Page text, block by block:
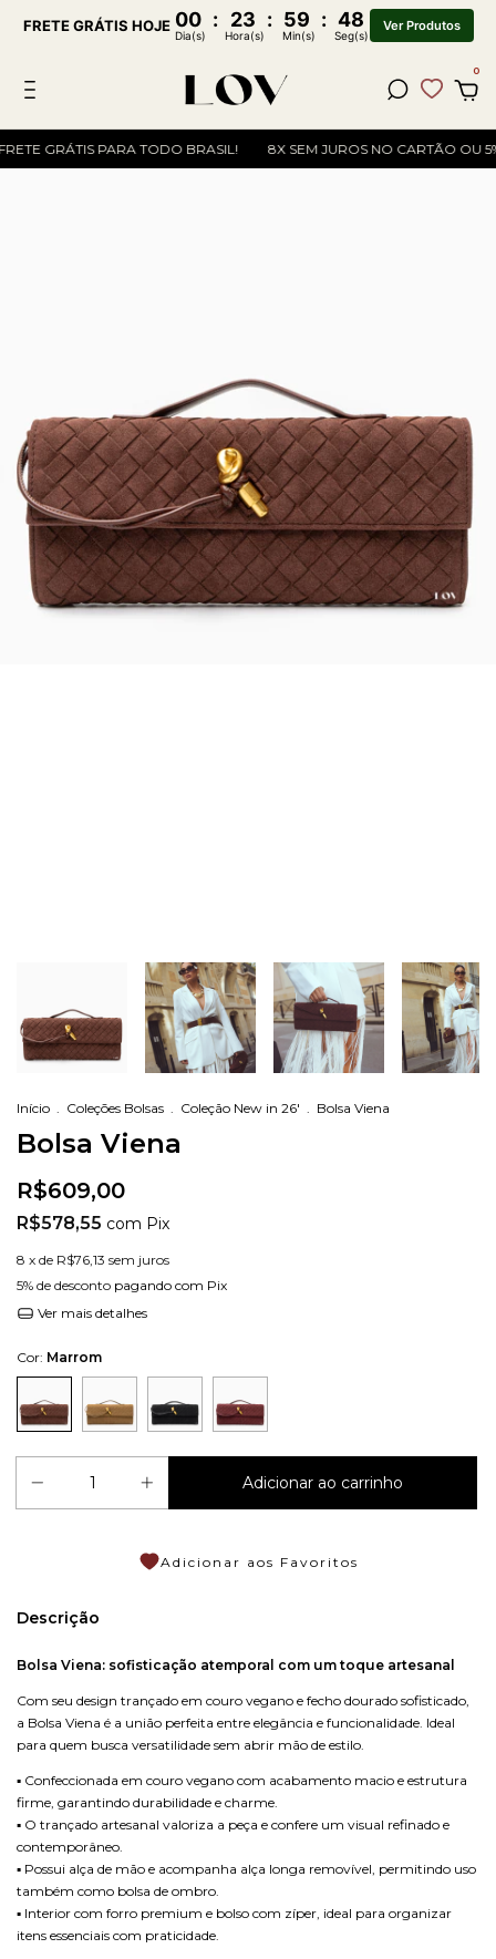
FRETE GRÁTIS HOJE 00 : 23 : 59 : 47
Dia(s) Hora(s) Min(s) Seg(s)
Ver Produtos
0
GRÁTIS PARA TODO BRASIL! 8X SEM JUROS NO CARTÃO OU 5%
Início . Coleções Bolsas . Coleção New in 26' . Bolsa Viena
Bolsa Viena
R$609,00
R$578,55 com Pix
8 x de R$76,13 sem juros
5% de desconto pagando com Pix
Ver mais detalhes
Cor: Marrom
Adicionar aos Favoritos
Descrição
Bolsa Viena: sofisticação atemporal com um toque artesanal
Com seu design trançado em couro vegano e fecho dourado sofisticado,
a Bolsa Viena é a união perfeita entre elegância e funcionalidade. Ideal
para quem busca versatilidade sem abrir mão de estilo.
▪️ Confeccionada em couro vegano com acabamento macio e estrutura
firme, garantindo durabilidade e charme.
▪️ O trançado artesanal valoriza a peça e confere um visual refinado e
contemporâneo.
▪️ Possui alça de mão e acompanha alça longa removível, permitindo uso
também como bolsa de ombro.
▪️ Interior com forro premium e bolso com zíper, ideal para organizar
itens essenciais com praticidade.